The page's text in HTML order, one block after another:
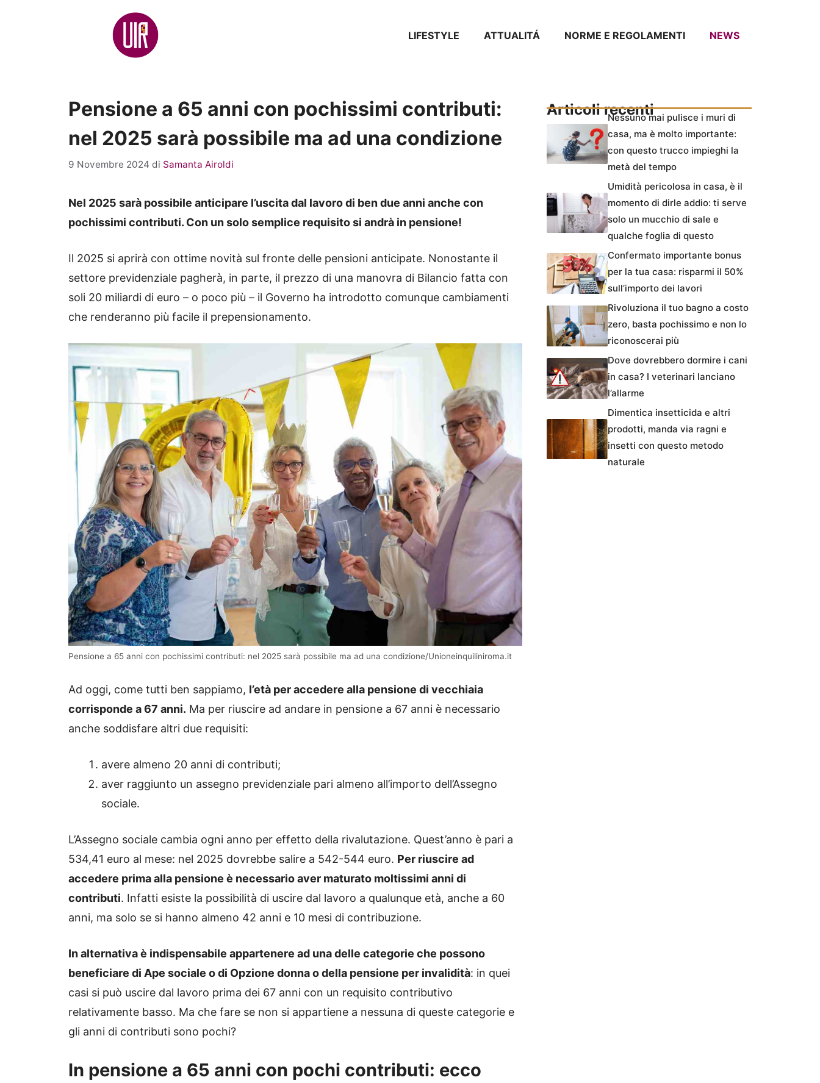
LIFESTYLE ATTUALITÁ NORME E REGOLAMENTI NEWS
Pensione a 65 anni con pochissimi contributi:
nel 2025 sarà possibile ma ad una condizione
9 Novembre 2024 di Samanta Airoldi
Nel 2025 sarà possibile anticipare l’uscita dal lavoro di ben due anni anche con
pochissimi contributi. Con un solo semplice requisito si andrà in pensione!
Il 2025 si aprirà con ottime novità sul fronte delle pensioni anticipate. Nonostante il
settore previdenziale pagherà, in parte, il prezzo di una manovra di Bilancio fatta con
soli 20 miliardi di euro – o poco più – il Governo ha introdotto comunque cambiamenti
che renderanno più facile il prepensionamento.
Pensione a 65 anni con pochissimi contributi: nel 2025 sarà possibile ma ad una condizione/Unioneinquiliniroma.it
Ad oggi, come tutti ben sappiamo, l’età per accedere alla pensione di vecchiaia
corrisponde a 67 anni. Ma per riuscire ad andare in pensione a 67 anni è necessario
anche soddisfare altri due requisiti:
avere almeno 20 anni di contributi;
aver raggiunto un assegno previdenziale pari almeno all’importo dell’Assegno
sociale.
L’Assegno sociale cambia ogni anno per effetto della rivalutazione. Quest’anno è pari a
534,41 euro al mese: nel 2025 dovrebbe salire a 542-544 euro. Per riuscire ad
accedere prima alla pensione è necessario aver maturato moltissimi anni di
contributi. Infatti esiste la possibilità di uscire dal lavoro a qualunque età, anche a 60
anni, ma solo se si hanno almeno 42 anni e 10 mesi di contribuzione.
In alternativa è indispensabile appartenere ad una delle categorie che possono
beneficiare di Ape sociale o di Opzione donna o della pensione per invalidità: in quei
casi si può uscire dal lavoro prima dei 67 anni con un requisito contributivo
relativamente basso. Ma che fare se non si appartiene a nessuna di queste categorie e
gli anni di contributi sono pochi?
In pensione a 65 anni con pochi contributi: ecco
Articoli recentiNessuno mai pulisce i muri di
casa, ma è molto importante:
con questo trucco impieghi la
metà del tempo
Umidità pericolosa in casa, è il
momento di dirle addio: ti serve
solo un mucchio di sale e
qualche foglia di questo
Confermato importante bonus
per la tua casa: risparmi il 50%
sull’importo dei lavori
Rivoluziona il tuo bagno a costo
zero, basta pochissimo e non lo
riconoscerai più
Dove dovrebbero dormire i cani
in casa? I veterinari lanciano
l’allarme
Dimentica insetticida e altri
prodotti, manda via ragni e
insetti con questo metodo
naturale